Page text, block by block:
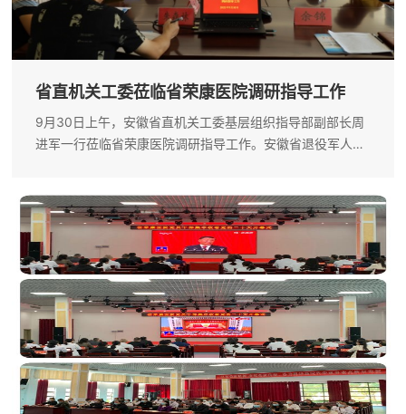
省直机关工委莅临省荣康医院调研指导工作
9月30日上午，安徽省直机关工委基层组织指导部副部长周
进军一行莅临省荣康医院调研指导工作。安徽省退役军人事